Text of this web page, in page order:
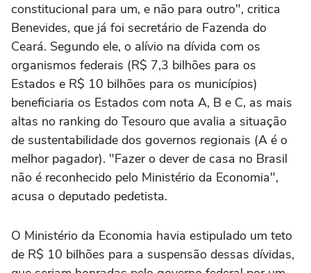
constitucional para um, e não para outro", critica
Benevides, que já foi secretário de Fazenda do
Ceará. Segundo ele, o alívio na dívida com os
organismos federais (R$ 7,3 bilhões para os
Estados e R$ 10 bilhões para os municípios)
beneficiaria os Estados com nota A, B e C, as mais
altas no ranking do Tesouro que avalia a situação
de sustentabilidade dos governos regionais (A é o
melhor pagador). "Fazer o dever de casa no Brasil
não é reconhecido pelo Ministério da Economia",
acusa o deputado pedetista.
O Ministério da Economia havia estipulado um teto
de R$ 10 bilhões para a suspensão dessas dívidas,